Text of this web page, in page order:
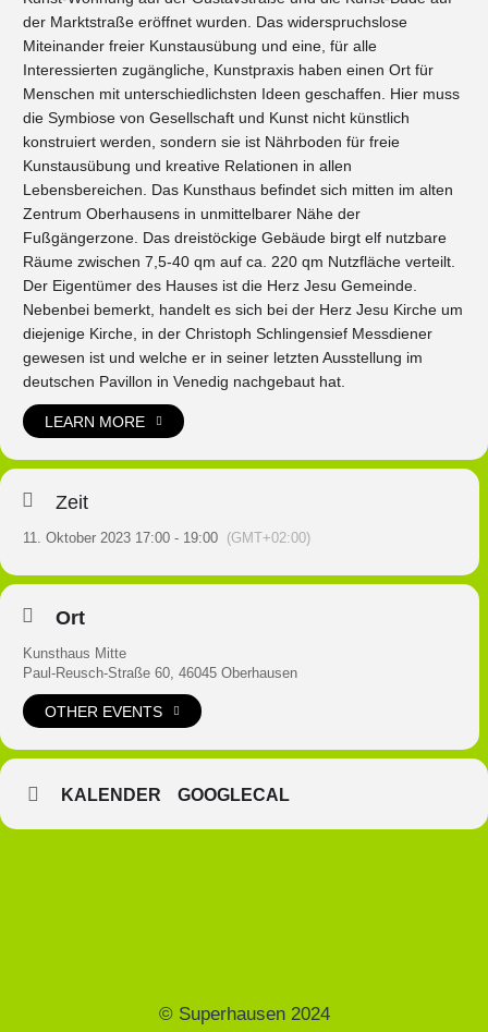
der Marktstraße eröffnet wurden. Das widerspruchslose
Miteinander freier Kunstausübung und eine, für alle
Interessierten zugängliche, Kunstpraxis haben einen Ort für
Menschen mit unterschiedlichsten Ideen geschaffen. Hier muss
die Symbiose von Gesellschaft und Kunst nicht künstlich
konstruiert werden, sondern sie ist Nährboden für freie
Kunstausübung und kreative Relationen in allen
Lebensbereichen. Das Kunsthaus befindet sich mitten im alten
Zentrum Oberhausens in unmittelbarer Nähe der
Fußgängerzone. Das dreistöckige Gebäude birgt elf nutzbare
Räume zwischen 7,5-40 qm auf ca. 220 qm Nutzfläche verteilt.
Der Eigentümer des Hauses ist die Herz Jesu Gemeinde.
Nebenbei bemerkt, handelt es sich bei der Herz Jesu Kirche um
diejenige Kirche, in der Christoph Schlingensief Messdiener
gewesen ist und welche er in seiner letzten Ausstellung im
deutschen Pavillon in Venedig nachgebaut hat.
LEARN MORE
Zeit
11. Oktober 2023 17:00 - 19:00 (GMT+02:00)
Ort
Kunsthaus Mitte
Paul-Reusch-Straße 60, 46045 Oberhausen
OTHER EVENTS
KALENDER GOOGLECAL
© Superhausen 2024